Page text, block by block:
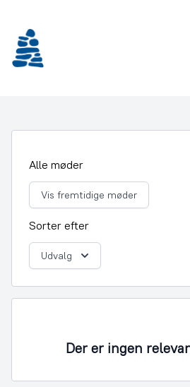
indhold
Alle møder
Vis fremtidige møder
Sorter efter
Udvalg
Der er ingen